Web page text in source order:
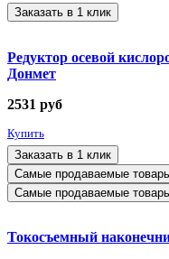
Заказать в 1 клик
Редуктор осевой
Донмет
2531 руб
Купить
Заказать в 1 клик
Самые продаваемые
Самые продаваемые
Токосъемный